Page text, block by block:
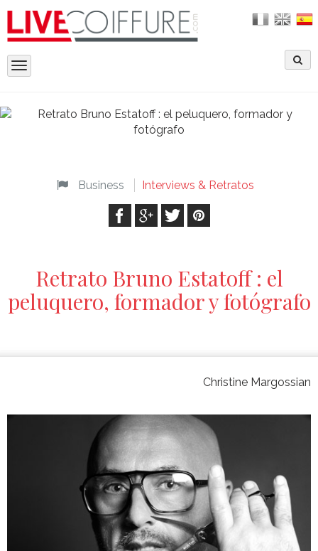
Toggle
Business Interviews & Retratos
Retrato Bruno Estatoff : el
peluquero, formador y fotógrafo
Christine Margossian